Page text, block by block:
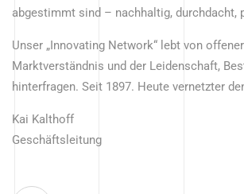
abgestimmt sind – nachhaltig, durchdacht,
Unser „Innovating Network“ lebt von
Marktverständnis und der Leidenschaft,
hinterfragen. Seit 1897. Heute vernetzter
Kai Kalthoff
Geschäftsleitung